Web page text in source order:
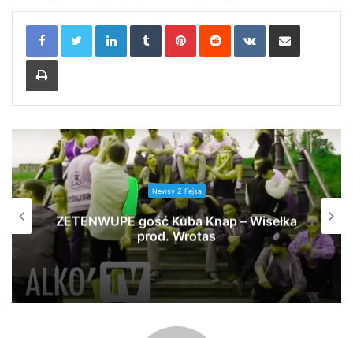
LinkedInTumblrPinterestReddit VKontakteShare via Email
Print
Newsy Z Fejsa
ZETENWUPE gość Kuba Knap – Wisełka
prod. Wrotas